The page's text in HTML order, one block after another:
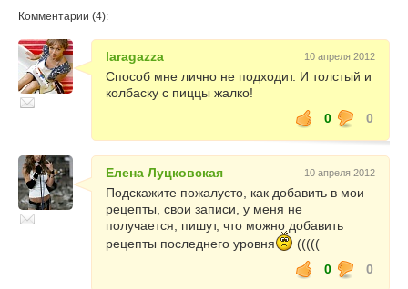
Комментарии (4):
laragazza 10 апреля 2012
Способ мне лично не подходит. И толстый и
колбаску с пиццы жалко!
0
0
Елена Луцковская 10 апреля 2012
Подскажите пожалусто, как добавить в мои
рецепты, свои записи, у меня не
получается, пишут, что можно добавить
рецепты последнего уровня
(((((
0
0